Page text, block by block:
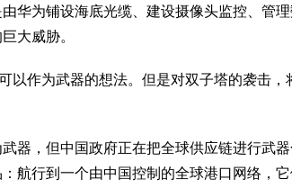
华为铺设海底光缆、建设摄像头监控、管
大威胁。
作为武器的想法。但是对双子塔的袭击，
，但中国政府正在把全球供应链进行武器
航行到一个由中国控制的全球港口网络，